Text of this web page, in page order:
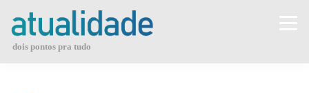
contentdois pontos pra tudo